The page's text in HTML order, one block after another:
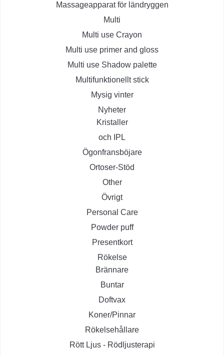
Massageapparat för ländryggen
Multi
Multi use Crayon
Multi use primer and gloss
Multi use Shadow palette
Multifunktionellt stick
Mysig vinter
Nyheter
Kristaller
och IPL
Ögonfransböjare
Ortoser-Stöd
Other
Övrigt
Personal Care
Powder puff
Presentkort
Rökelse
Brännare
Buntar
Doftvax
Koner/Pinnar
Rökelsehållare
Rött Ljus - Rödljusterapi